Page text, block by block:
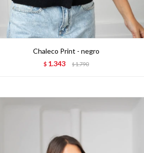
Chaleco Print - negro
$ 1.343 $1.790